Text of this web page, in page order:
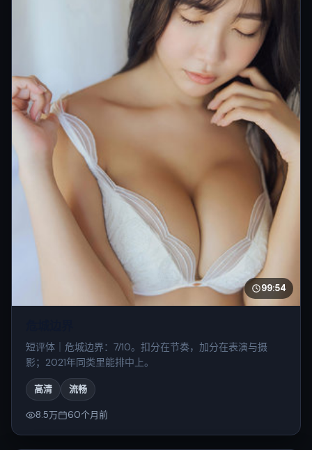
99:54
短评体｜危城边界：7/10。扣分在节奏，加分在表演与摄
影；2021年同类里能排中上。
高清 流畅
8.5万 60个月前